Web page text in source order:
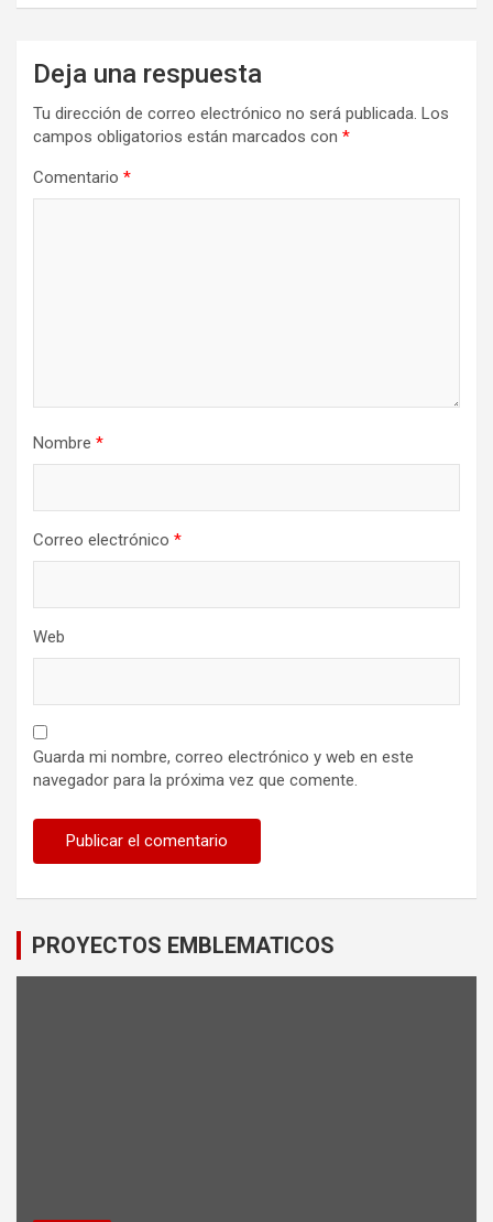
Deja una respuesta
Tu dirección de correo electrónico no será publicada. Los
campos obligatorios están marcados con *
Comentario *
Nombre *
Correo electrónico *
Web
Guarda mi nombre, correo electrónico y web en este
navegador para la próxima vez que comente.
PROYECTOS EMBLEMATICOS